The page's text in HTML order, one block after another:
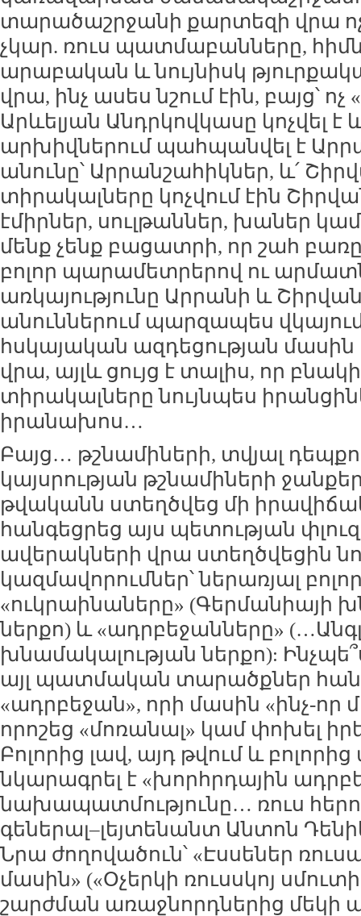
տարածաշրջանի քարտեզի վրա
չկար. ռուս պատմաբանները,
արաբական և նույնիսկ
վրա, ինչ ասես նշում էին, բայց՝
Արևելյան Անդրկովկասը կոչվել է
արխիվներում պահպանվել է
անունը՝ Արրանշահիկներ, և՛
տիրակալները կոչվում էին
էմիրներ, սուլթաններ, խաներ
մենք չենք բացատրի, որ շահ
բոլոր պարամետրերով ու
առկայությունը Արրանի և
անուններում պարզապես
հսկայական ազդեցության
վրա, այլև ցույց է տալիս, որ
տիրակալները նույնպես
իրանախոս…
Բայց… թշնամիների, տվյալ
կայսրության թշնամիների
թվականն ստեղծվեց մի
հանգեցրեց այս պետության
ավերակների վրա ստեղծվեցին
կազմավորումներ՝ ներառյալ
«ուկրաինաները» (Գերմանիայի
ներքո) և «ադրբեջանները»
խնամակալության ներքո):
այլ պատմական տարածքներ
«ադրբեջան», որի մասին «ինչ-որ
որոշեց «մոռանալ» կամ փոխել
Բոլորից լավ, այդ թվում և
նկարագրել է «խորհրդային
նախապատմությունը… ռուս
գեներալ–լեյտենանտ Անտոն
Նրա ժողովածուն՝ «Էսսեներ
մասին» («Օչերկի ռուսսկոյ
շարժման առաջնորդներից